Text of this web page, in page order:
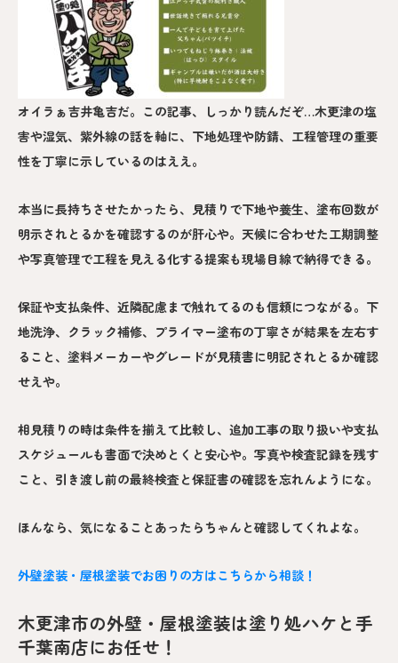
オイラぁ吉井亀吉だ。この記事、しっかり読んだぞ…木更津の塩
害や湿気、紫外線の話を軸に、下地処理や防錆、工程管理の重要
性を丁寧に示しているのはええ。
本当に長持ちさせたかったら、見積りで下地や養生、塗布回数が
明示されとるかを確認するのが肝心や。天候に合わせた工期調整
や写真管理で工程を見える化する提案も現場目線で納得できる。
保証や支払条件、近隣配慮まで触れてるのも信頼につながる。下
地洗浄、クラック補修、プライマー塗布の丁寧さが結果を左右す
ること、塗料メーカーやグレードが見積書に明記されとるか確認
せえや。
相見積りの時は条件を揃えて比較し、追加工事の取り扱いや支払
スケジュールも書面で決めとくと安心や。写真や検査記録を残す
こと、引き渡し前の最終検査と保証書の確認を忘れんようにな。
ほんなら、気になることあったらちゃんと確認してくれよな。
外壁塗装・屋根塗装でお困りの方はこちらから相談！
木更津市の外壁・屋根塗装は塗り処ハケと手
千葉南店にお任せ！